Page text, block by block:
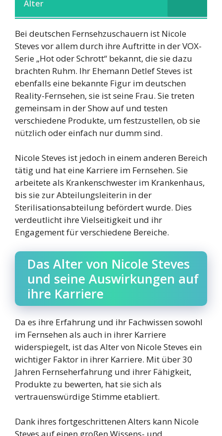
Alter
Bei deutschen Fernsehzuschauern ist Nicole
Steves vor allem durch ihre Auftritte in der VOX-
Serie „Hot oder Schrott“ bekannt, die sie dazu
brachten Ruhm. Ihr Ehemann Detlef Steves ist
ebenfalls eine bekannte Figur im deutschen
Reality-Fernsehen, sie ist seine Frau. Sie treten
gemeinsam in der Show auf und testen
verschiedene Produkte, um festzustellen, ob sie
nützlich oder einfach nur dumm sind.
Nicole Steves ist jedoch in einem anderen Bereich
tätig und hat eine Karriere im Fernsehen. Sie
arbeitete als Krankenschwester im Krankenhaus,
bis sie zur Abteilungsleiterin in der
Sterilisationsabteilung befördert wurde. Dies
verdeutlicht ihre Vielseitigkeit und ihr
Engagement für verschiedene Bereiche.
Das Alter von Nicole Steves
und seine Auswirkungen auf
ihre Karriere
Da es ihre Erfahrung und ihr Fachwissen sowohl
im Fernsehen als auch in ihrer Karriere
widerspiegelt, ist das Alter von Nicole Steves ein
wichtiger Faktor in ihrer Karriere. Mit über 30
Jahren Fernseherfahrung und ihrer Fähigkeit,
Produkte zu bewerten, hat sie sich als
vertrauenswürdige Stimme etabliert.
Dank ihres fortgeschrittenen Alters kann Nicole